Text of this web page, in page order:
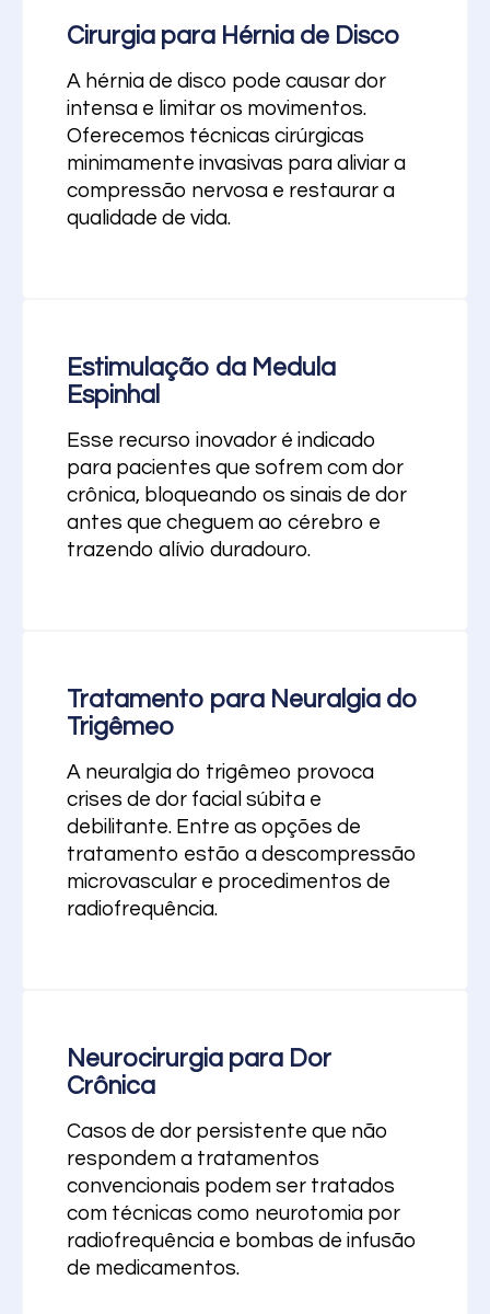
Cirurgia para Hérnia de Disco
A hérnia de disco pode causar dor
intensa e limitar os movimentos.
Oferecemos técnicas cirúrgicas
minimamente invasivas para aliviar a
compressão nervosa e restaurar a
qualidade de vida.
Estimulação da Medula
Espinhal
Esse recurso inovador é indicado
para pacientes que sofrem com dor
crônica, bloqueando os sinais de dor
antes que cheguem ao cérebro e
trazendo alívio duradouro.
Tratamento para Neuralgia do
Trigêmeo
A neuralgia do trigêmeo provoca
crises de dor facial súbita e
debilitante. Entre as opções de
tratamento estão a descompressão
microvascular e procedimentos de
radiofrequência.
Neurocirurgia para Dor
Crônica
Casos de dor persistente que não
respondem a tratamentos
convencionais podem ser tratados
com técnicas como neurotomia por
radiofrequência e bombas de infusão
de medicamentos.